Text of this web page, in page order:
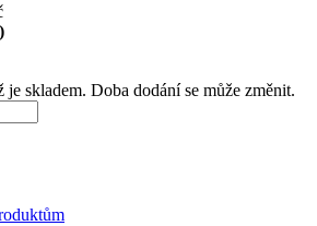
je skladem. Doba dodání se může změnit.